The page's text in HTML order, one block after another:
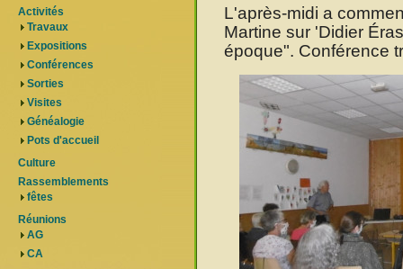
L'après-midi a
Martine sur 'Didier
époque". Conférence
Activités
Travaux
Expositions
Conférences
Sorties
Visites
Généalogie
Pots d'accueil
Culture
Rassemblements
fêtes
Réunions
AG
CA